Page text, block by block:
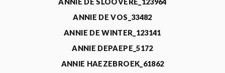
ANNIE DE SLOOVERE_123964
ANNIE DE VOS_33482
ANNIE DE WINTER_123141
ANNIE DEPAEPE_5172
ANNIE HAEZEBROEK_61862